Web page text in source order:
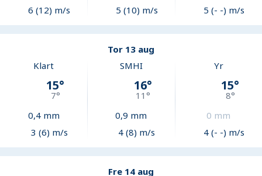
6 (12) m/s
5 (10) m/s
5 (- -) m/s
Tor 13 aug
Klart
15°
7°
0,4mm
3 (6) m/s
SMHI
16°
11 °
0,9 mm
4 (8) m/s
Yr
15°
8°
0 mm
4 (- -) m/s
Fre 14 aug